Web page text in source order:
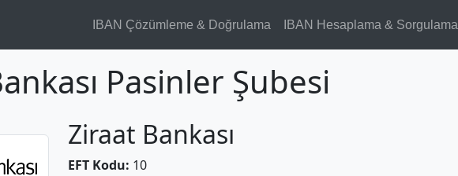
IBAN Çözümleme & Doğrulama IBAN Hesaplama & Sorgulama
Pasinler Şubesi
Ziraat Bankası
EFT Kodu: 10